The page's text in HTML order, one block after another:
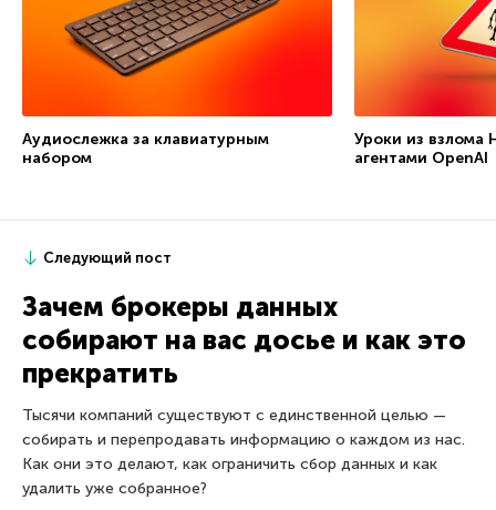
Аудиослежка за клавиатурным
набором
Уроки из взлома
агентами OpenAI
Следующий пост
Зачем брокеры данных
собирают на вас досье и как это
прекратить
Тысячи компаний существуют с единственной целью —
собирать и перепродавать информацию о каждом из нас.
Как они это делают, как ограничить сбор данных и как
удалить уже собранное?